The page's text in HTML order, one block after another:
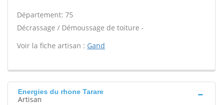
Département: 75
Décrassage / Démoussage de toiture -
Voir la fiche artisan : Gand
Energies du rhone Tarare
Artisan